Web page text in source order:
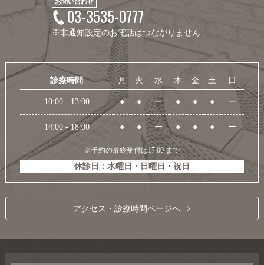
お問い合わせ
03-3535-0777
※非通知設定のお電話はつながりません
診療時間 月 火 水 木 金 土 日
10:00 - 13:00 ● ● ー ● ● ● ー
14:00 - 18:00 ● ● ー ● ● ● ー
※予約の最終受付は17:00 まで
休診日：水曜日・日曜日・祝日
アクセス・診療時間ページへ